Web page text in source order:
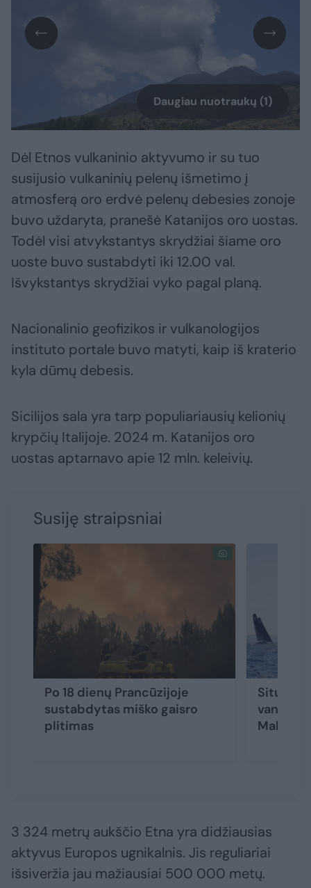
Daugiau nuotraukų (1)
Dėl Etnos vulkaninio aktyvumo ir su tuo
susijusio vulkaninių pelenų išmetimo į
atmosferą oro erdvė pelenų debesies zonoje
buvo uždaryta, pranešė Katanijos oro uostas.
Todėl visi atvykstantys skrydžiai šiame oro
uoste buvo sustabdyti iki 12.00 val.
Išvykstantys skrydžiai vyko pagal planą.
Nacionalinio geofizikos ir vulkanologijos
instituto portale buvo matyti, kaip iš kraterio
kyla dūmų debesis.
Sicilijos sala yra tarp populiariausių kelionių
krypčių Italijoje. 2024 m. Katanijos oro
uostas aptarnavo apie 12 mln. keleivių.
Susiję straipsniai
Po 18 dienų Prancūzijoje
sustabdytas miško gaisro
plitimas
3 324 metrų aukščio Etna yra didžiausias
aktyvus Europos ugnikalnis. Jis reguliariai
išsiveržia jau mažiausiai 500 000 metų.